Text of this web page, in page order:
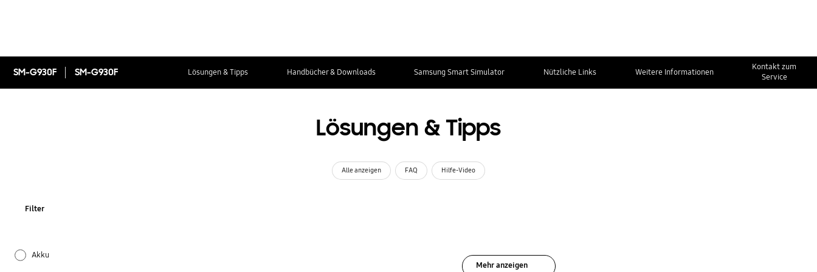
SM-G930F SM-G930F Lösungen & Tipps Handbücher & Downloads Samsung Smart Simulator Nützliche Links Weitere Informationen
Kontakt zum
Service
Lösungen & Tipps
Alle anzeigen FAQ Hilfe-Video
Filter
Akku
Mehr anzeigen